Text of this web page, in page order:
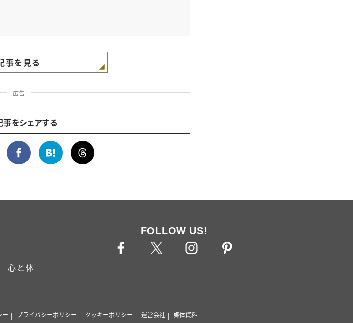
事を見る
広告
事をシェアする
心と体
FOLLOW US!
ー プライバシーポリシー クッキーポリシー 運営会社 媒体資料